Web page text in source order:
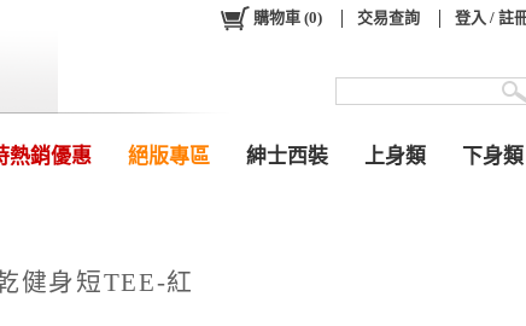
熱銷優惠 絕版專區 紳士西裝 上身類 下身類
購物車 (0) 交易查詢 登入 / 註
健身短TEE-紅